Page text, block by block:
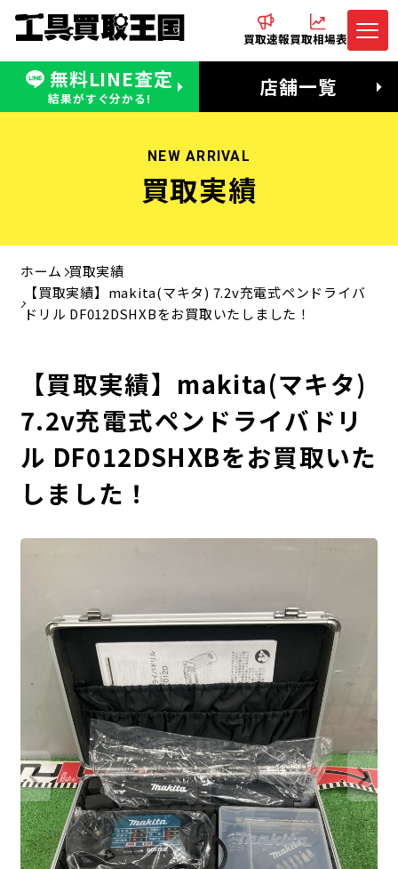
買取速報買取相場表
無料LINE査定
結果がすぐ分かる! 店舗一覧
無料LINE査定
受付：11:00〜19:00 木曜定休日
電話でお問合わせ
営業時間：11:00〜20:00
NEW ARRIVAL
買取実績
ホーム 買取実績
【買取実績】makita(マキタ) 7.2v充電式ペンドライバ
ドリル DF012DSHXBをお買取いたしました！
【買取実績】makita(マキタ)
7.2v充電式ペンドライバドリ
ル DF012DSHXBをお買取いた
しました！